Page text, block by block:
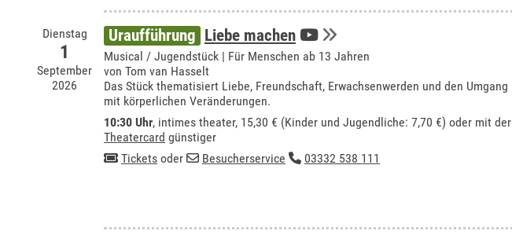
Dienstag
1
September
2026
Uraufführung Liebe machen
Musical / Jugendstück | Für Menschen ab 13 Jahren
von Tom van Hasselt
Das Stück thematisiert Liebe, Freundschaft, Erwachsenwerden und den Umgang
mit körperlichen Veränderungen.
10:30 Uhr, intimes theater, 15,30 € (Kinder und Jugendliche: 7,70 €) oder mit der
Theatercard günstiger
Tickets oder Besucherservice 03332 538 111